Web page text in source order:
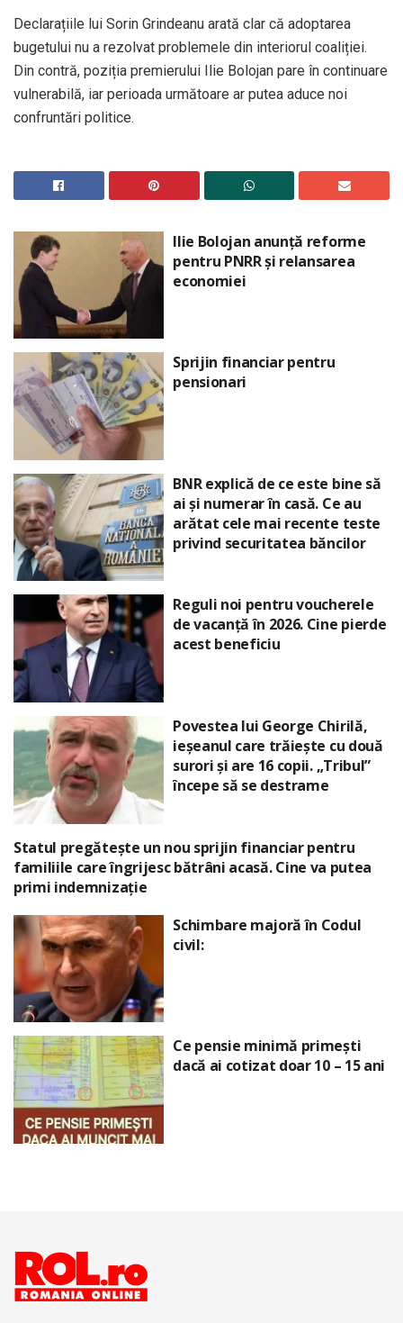
Declarațiile lui Sorin Grindeanu arată clar că adoptarea
bugetului nu a rezolvat problemele din interiorul coaliției.
Din contră, poziția premierului Ilie Bolojan pare în continuare
vulnerabilă, iar perioada următoare ar putea aduce noi
confruntări politice.
Ilie Bolojan anunță reforme
pentru PNRR și relansarea
economiei
Sprijin financiar pentru
pensionari
BNR explică de ce este bine să
ai și numerar în casă. Ce au
arătat cele mai recente teste
privind securitatea băncilor
Reguli noi pentru voucherele
de vacanță în 2026. Cine pierde
acest beneficiu
Povestea lui George Chirilă,
ieșeanul care trăiește cu două
surori și are 16 copii. „Tribul”
începe să se destrame
Statul pregătește un nou sprijin financiar pentru
familiile care îngrijesc bătrâni acasă. Cine va putea
primi indemnizație
Schimbare majoră în Codul
civil:
Ce pensie minimă primești
dacă ai cotizat doar 10 – 15 ani